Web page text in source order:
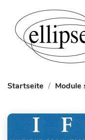
Startseite Module